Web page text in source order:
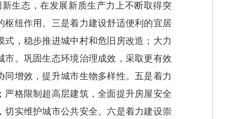
生态，在发展新质生产力上不断取得突
纽作用。三是着力建设舒适便利的宜居
，稳步推进城中村和危旧房改造；大力
。巩固生态环境治理成效，采取更有效
增效，提升城市生物多样性。五是着力
格限制超高层建筑，全面提升房屋安全
实维护城市公共安全。六是着力建设崇